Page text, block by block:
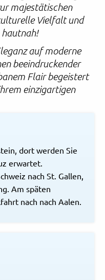
majestätischen
Vielfalt und
auf moderne
beeindruckender
Flair begeistert
einzigartigen
dort werden Sie
erwartet.
nach St. Gallen,
Am späten
nach nach Aalen.